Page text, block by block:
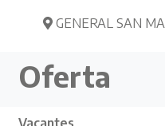
GENERAL SAN
Oferta
Vacantes